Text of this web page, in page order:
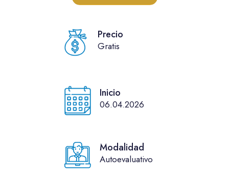
Precio
Gratis
Inicio
06.04.2026
Modalidad
Autoevaluativo